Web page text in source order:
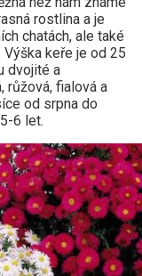
rostlina a je
chatách, ale také
keře je od 25
dvojité a
růžová, fialová a
od srpna do
6 let.